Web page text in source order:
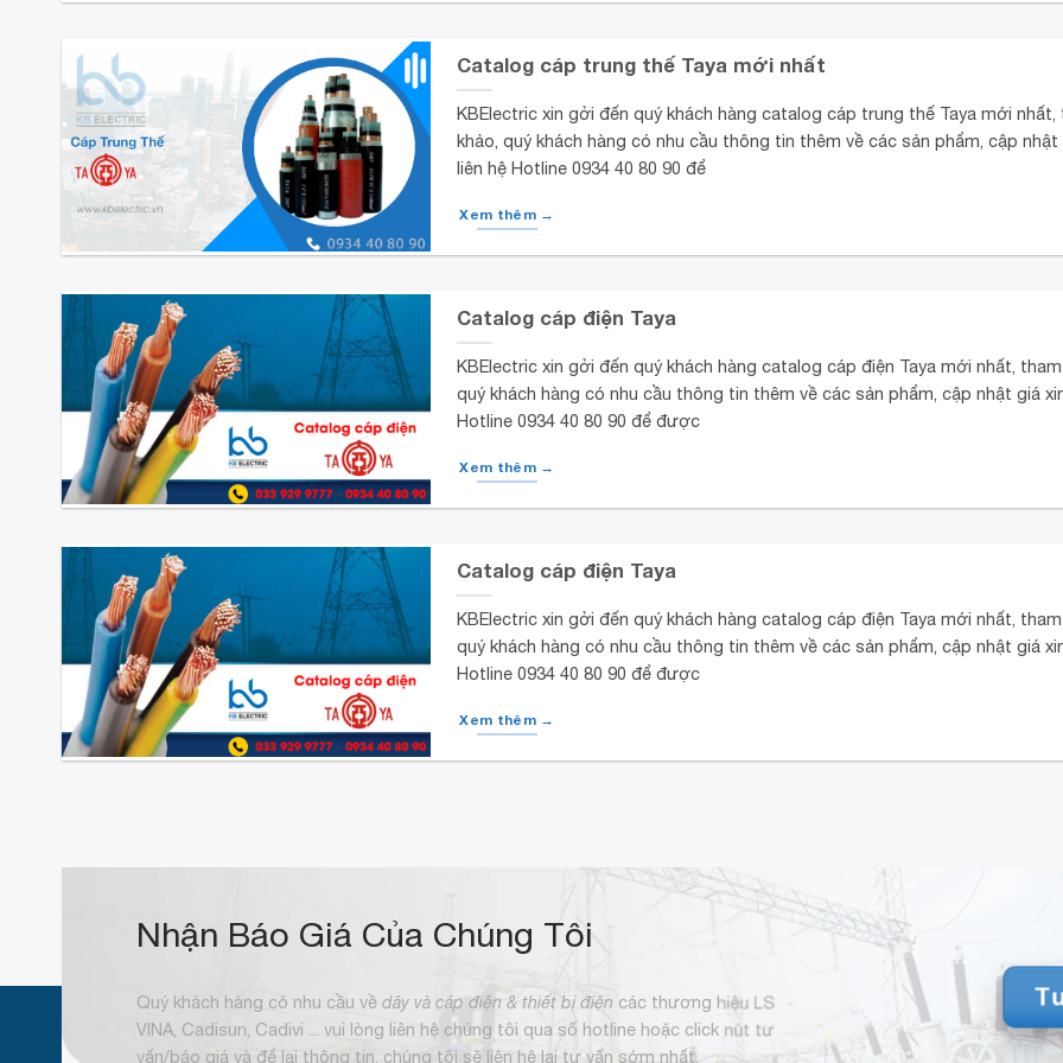
Catalog cáp trung thế Taya mới nhất
KBElectric xin gởi đến quý khách hàng catalog cáp trung thế Taya mới nhất,
khảo, quý khách hàng có nhu cầu thông tin thêm về các sản phẩm, cập nhật
liên hệ Hotline 0934 40 80 90 để
Xem thêm →
Catalog cáp điện Taya
KBElectric xin gởi đến quý khách hàng catalog cáp điện Taya mới nhất, tham
quý khách hàng có nhu cầu thông tin thêm về các sản phẩm, cập nhật giá
Hotline 0934 40 80 90 để được
Xem thêm →
Catalog cáp điện Taya
KBElectric xin gởi đến quý khách hàng catalog cáp điện Taya mới nhất, tham
quý khách hàng có nhu cầu thông tin thêm về các sản phẩm, cập nhật giá
Hotline 0934 40 80 90 để được
Xem thêm →
Nhận Báo Giá Của Chúng Tôi
Quý khách hàng có nhu cầu vềdây và cáp điện & thiết bị điện các thương hiệu LS
VINA, Cadisun, Cadivi ... vui lòng liên hệ chúng tôi qua số hotline hoặc click nút tư
vấn/báo giá và để lại thông tin, chúng tôi sẽ liên hệ lại tư vấn sớm nhất.